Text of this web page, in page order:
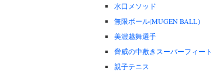
水口メソッド
無限ボール(MUGEN BALL）
美濃越舞選手
脅威の中敷きスーパーフィート
親子テニス